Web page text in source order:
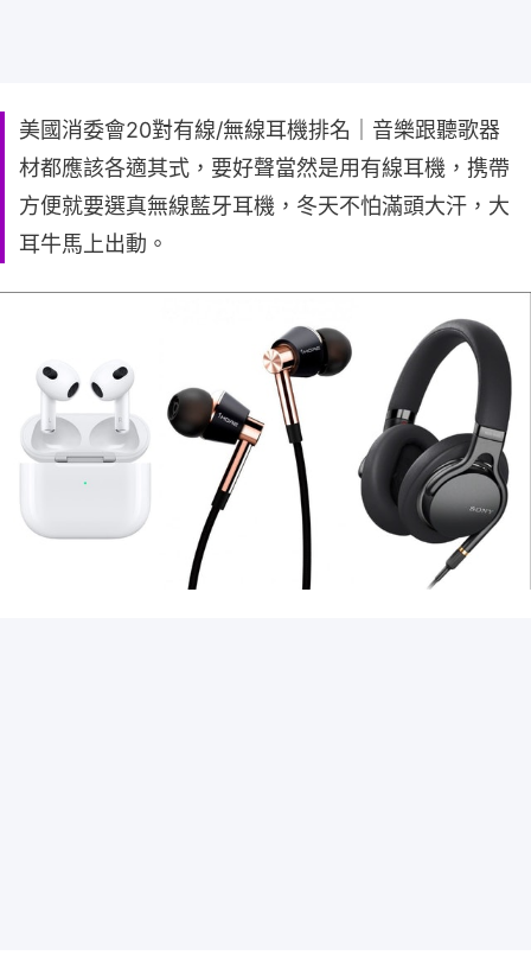
美國消委會20對有線/無線耳機排名｜音樂跟聽歌器
材都應該各適其式，要好聲當然是用有線耳機，携帶
方便就要選真無線藍牙耳機，冬天不怕滿頭大汗，大
耳牛馬上出動。